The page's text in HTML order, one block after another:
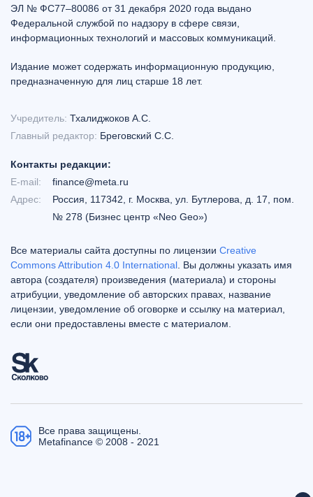
ЭЛ № ФС77–80086 от 31 декабря 2020 года выдано
Федеральной службой по надзору в сфере связи,
информационных технологий и массовых коммуникаций.
Издание может содержать информационную продукцию,
предназначенную для лиц старше 18 лет.
Учредитель: Тхалиджоков А.С.
Главный редактор: Бреговский С.С.
Контакты редакции:
E-mail:
finance@meta.ru
Адрес:
Россия, 117342, г. Москва, ул. Бутлерова, д. 17, пом.
№ 278 (Бизнес центр «Neo Geo»)
Все материалы сайта доступны по лицензии Creative
Commons Attribution 4.0 International . Вы должны указать имя
автора (создателя) произведения (материала) и стороны
атрибуции, уведомление об авторских правах, название
лицензии, уведомление об оговорке и ссылку на материал,
если они предоставлены вместе с материалом.
Все права защищены.
Metafinance © 2008 - 2021